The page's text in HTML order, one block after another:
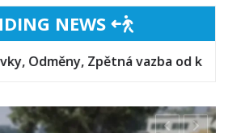
NEWS
vazba od komunity